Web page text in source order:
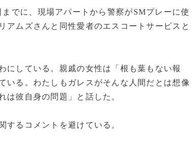
までに、現場アパートから警察がSMプレーに使
アムズさんと同性愛者のエスコートサービスと
している。親戚の女性は「根も葉もない報
いる。わたしもガレスがそんな人間だとは想像
は彼自身の問題」と話した。
るコメントを避けている。